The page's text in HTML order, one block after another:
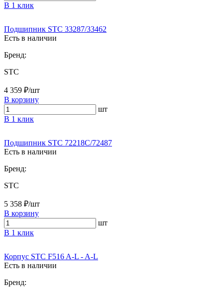
В 1 клик
Подшипник STC 33287/33462
Есть в наличии
Бренд:
STC
4 359 ₽/шт
В корзину
шт
В 1 клик
Подшипник STC 72218C/72487
Есть в наличии
Бренд:
STC
5 358 ₽/шт
В корзину
шт
В 1 клик
Корпус STC F516 A-L - A-L
Есть в наличии
Бренд: